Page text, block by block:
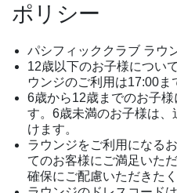
ポリシー
パシフィッククラブ ラウ
12歳以下のお子様につい
ウンジのご利用は17:00ま
6歳から12歳までのお子
す。6歳未満のお子様は
けます。
ラウンジをご利用になる
てのお客様にご満足いた
確保にご配慮いただきた